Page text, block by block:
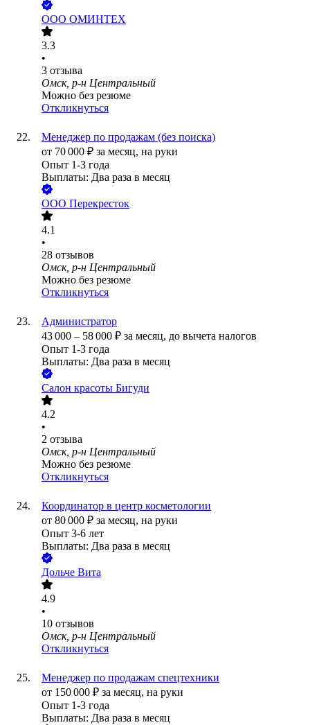
ООО ОМИНТЕХ
3.3
•
3 отзыва
Омск, р-н Центральный
Можно без резюме
Откликнуться
Менеджер по продажам (без поиска)
от 70 000 ₽ за месяц, на руки
Опыт 1-3 года
Выплаты: Два раза в месяц
ООО Перекресток
4.1
•
28 отзывов
Омск, р-н Центральный
Можно без резюме
Откликнуться
Администратор
43 000 – 58 000 ₽ за месяц, до вычета налогов
Опыт 1-3 года
Выплаты: Два раза в месяц
Салон красоты Бигуди
4.2
•
2 отзыва
Омск, р-н Центральный
Можно без резюме
Откликнуться
Координатор в центр косметологии
от 80 000 ₽ за месяц, на руки
Опыт 3-6 лет
Выплаты: Два раза в месяц
Дольче Вита
4.9
•
10 отзывов
Омск, р-н Центральный
Откликнуться
Менеджер по продажам спецтехники
от 150 000 ₽ за месяц, на руки
Опыт 1-3 года
Выплаты: Два раза в месяц